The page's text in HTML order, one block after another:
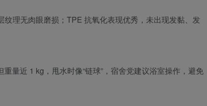
理无肉眼磨损；TPE 抗氧化表现优秀，未出现发黏、发
量近 1 kg，甩水时像“链球”，宿舍党建议浴室操作，避免